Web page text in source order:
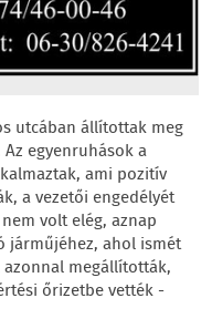
utcában állítottak meg
egyenruhások a
ami pozitív
a vezetői engedélyét
volt elég, aznap
járműjéhez, ahol ismét
megállították,
őrizetbe vették -